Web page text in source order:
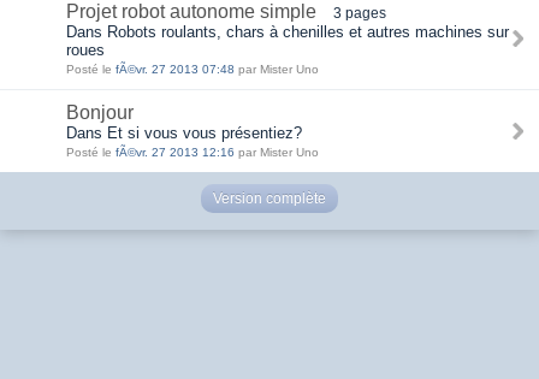
Projet robot autonome simple 3 pages
Dans Robots roulants, chars à chenilles et autres machines sur
roues
Posté le fÃ©vr. 27 2013 07:48 par Mister Uno
Bonjour
Dans Et si vous vous présentiez?
Posté le fÃ©vr. 27 2013 12:16 par Mister Uno
Version complète